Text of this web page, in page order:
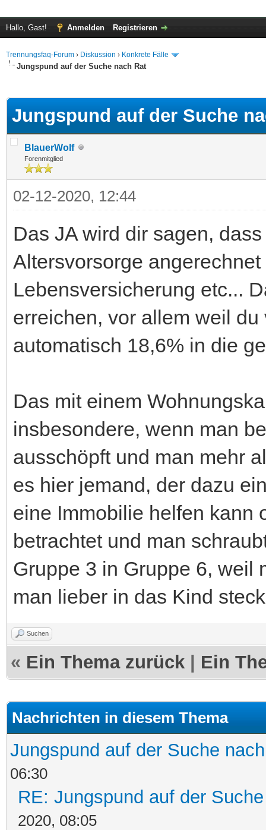
Hallo, Gast! Anmelden Registrieren
Trennungsfaq-Forum › Diskussion › Konkrete Fälle
Jungspund auf der Suche nach Rat
Jungspund auf der Suche
BlauerWolf
Forenmitglied
02-12-2020, 12:44
Das JA wird dir sagen,
Altersvorsorge
Lebensversicherung etc...
erreichen, vor allem weil
automatisch 18,6% in die
Das mit einem
insbesondere, wenn man
ausschöpft und man mehr
es hier jemand, der dazu
eine Immobilie helfen kann
betrachtet und man
Gruppe 3 in Gruppe 6, weil
man lieber in das Kind
Suchen
« Ein Thema zurück Ein
Nachrichten in diesem Thema
Jungspund auf der Suche
06:30
RE: Jungspund auf der
2020, 08:05